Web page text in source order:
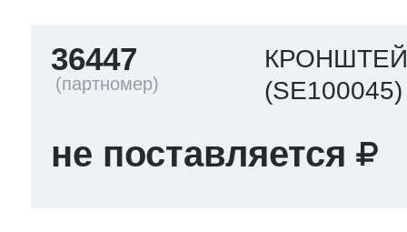
36447
(SE100045)
не поставляется